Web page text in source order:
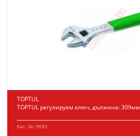
TOPTUL
TOPTUL регулируем ключ, дължина: 309мм
Кат. №: 9693